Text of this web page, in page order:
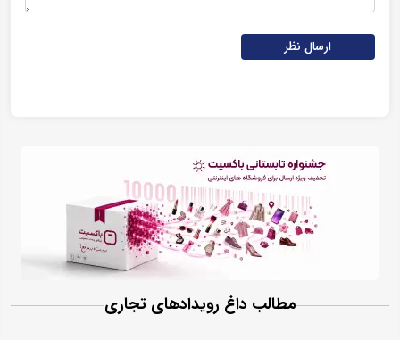
ارسال نظر
مطالب داغ رویدادهای تجاری